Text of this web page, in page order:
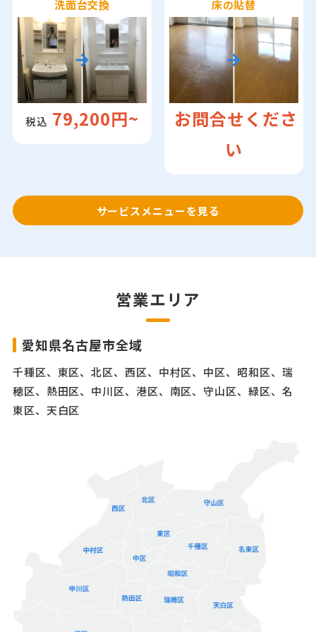
洗面台交換
税込 79,200円~
床の貼替
お問合せくださ
い
サービスメニューを見る
営業エリア
愛知県名古屋市全域
千種区、東区、北区、西区、中村区、中区、昭和区、瑞
穂区、熱田区、中川区、港区、南区、守山区、緑区、名
東区、天白区